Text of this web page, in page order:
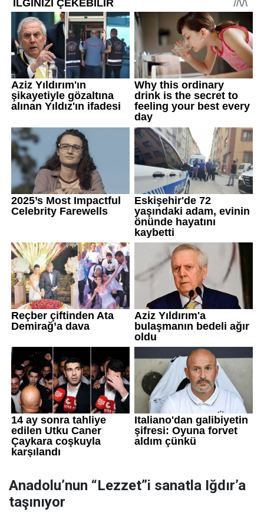
Anadolu’nun “Lezzet”i sanatla Iğdır’a
taşınıyor